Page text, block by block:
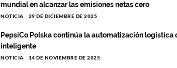
mundial en alcanzar las emisiones netas cero
NOTICIA 29 DE DICIEMBRE DE 2025
PepsiCo Polska continúa la automatización logística
inteligente
NOTICIA 14 DE NOVIEMBRE DE 2025